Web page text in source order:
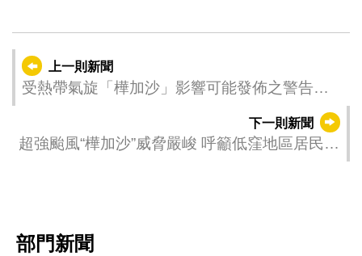
上一則新聞
受熱帶氣旋「樺加沙」影響可能發佈之警告
下一則新聞
超強颱風“樺加沙”威脅嚴峻 呼籲低窪地區居民配
部門新聞